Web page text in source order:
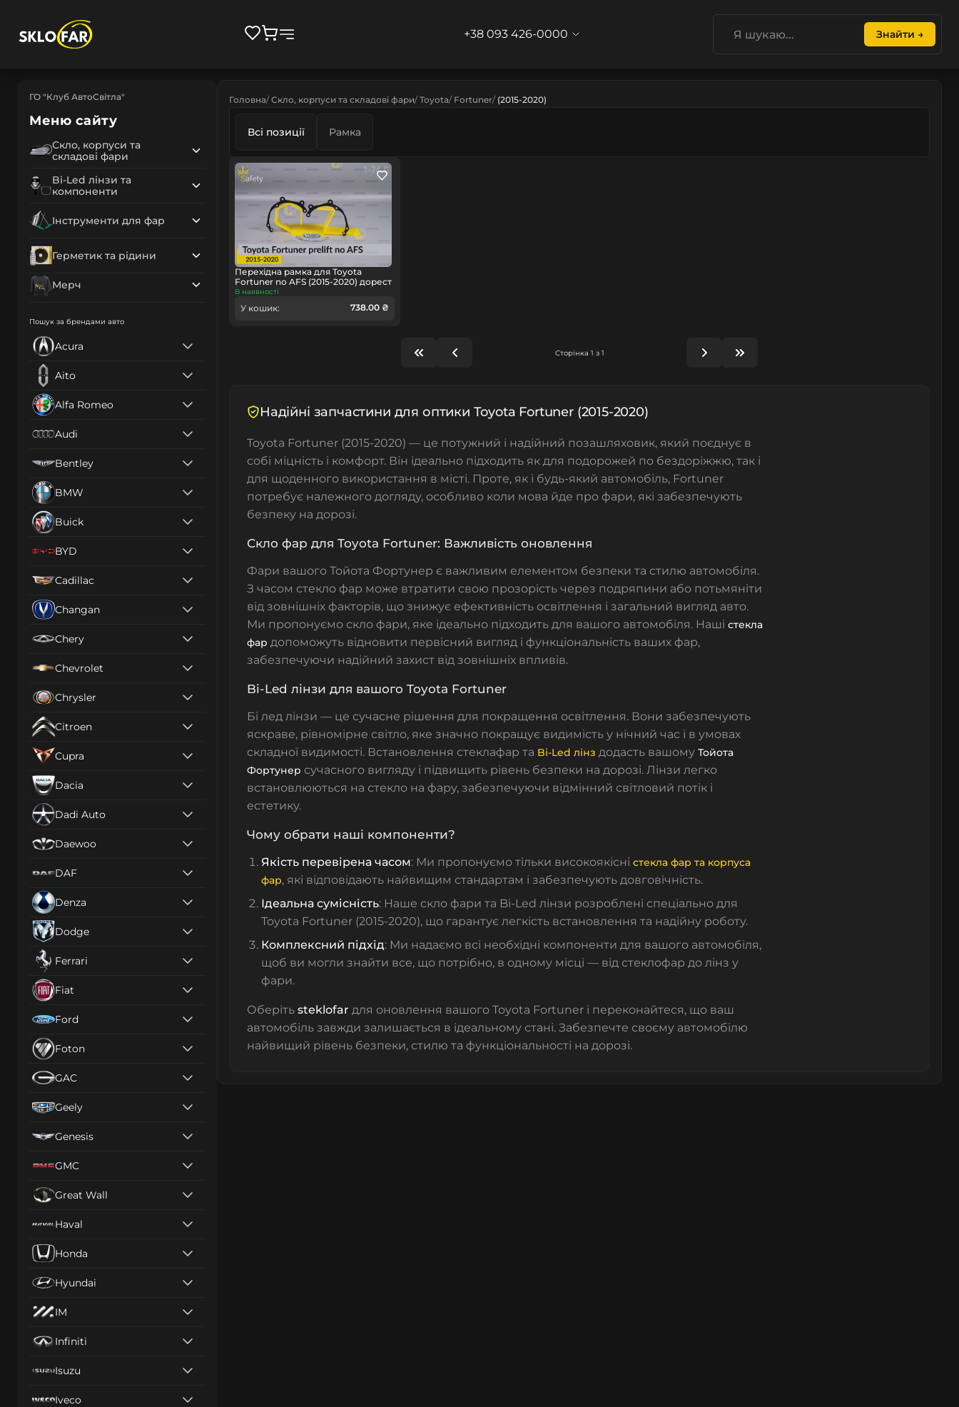
+38 093 426-0000 Знайти →
ГО "Клуб АвтоСвітла"
Меню сайту
Скло, корпуси та
складові фари
Bi-Led лінзи та
компоненти
Інструменти для фар
Герметик та рідини
Мерч
Пошук за брендами авто
Acura
Aito
Alfa Romeo
Audi
Bentley
BMW
Buick
BYD
Cadillac
Changan
Chery
Chevrolet
Chrysler
Citroen
Cupra
Dacia
Dadi Auto
Daewoo
DAF
Denza
Dodge
Ferrari
Fiat
Ford
Foton
GAC
Geely
Genesis
GMC
Great Wall
Haval
Honda
Hyundai
IM
Infiniti
Isuzu
Iveco
Головна Скло, корпуси та складові фари Toyota Fortuner (2015-2020)
Всі позиції Рамка
Перехідна рамка для Toyota
Fortuner no AFS (2015-2020) дорест
В наявності
У кошик: 738.00 ₴
Сторінка 1 з 1
Надійні запчастини для оптики Toyota Fortuner (2015-2020)
Toyota Fortuner (2015-2020) — це потужний і надійний позашляховик, який поєднує в
собі міцність і комфорт. Він ідеально підходить як для подорожей по бездоріжжю, так і
для щоденного використання в місті. Проте, як і будь-який автомобіль, Fortuner
потребує належного догляду, особливо коли мова йде про фари, які забезпечують
безпеку на дорозі.
Скло фар для Toyota Fortuner: Важливість оновлення
Фари вашого Тойота Фортунер є важливим елементом безпеки та стилю автомобіля.
З часом стекло фар може втратити свою прозорість через подряпини або потьмяніти
від зовнішніх факторів, що знижує ефективність освітлення і загальний вигляд авто.
Ми пропонуємо скло фари, яке ідеально підходить для вашого автомобіля. Наші стекла
фар допоможуть відновити первісний вигляд і функціональність ваших фар,
забезпечуючи надійний захист від зовнішніх впливів.
Bi-Led лінзи для вашого Toyota Fortuner
Бі лед лінзи — це сучасне рішення для покращення освітлення. Вони забезпечують
яскраве, рівномірне світло, яке значно покращує видимість у нічний час і в умовах
складної видимості. Встановлення стеклафар та Bi-Led лінз додасть вашому Тойота
Фортунер сучасного вигляду і підвищить рівень безпеки на дорозі. Лінзи легко
встановлюються на стекло на фару, забезпечуючи відмінний світловий потік і
естетику.
Чому обрати наші компоненти?
Якість перевірена часом: Ми пропонуємо тільки високоякісні стекла фар та корпуса
фар, які відповідають найвищим стандартам і забезпечують довговічність.
Ідеальна сумісність: Наше скло фари та Bi-Led лінзи розроблені спеціально для
Toyota Fortuner (2015-2020), що гарантує легкість встановлення та надійну роботу.
Комплексний підхід: Ми надаємо всі необхідні компоненти для вашого автомобіля,
щоб ви могли знайти все, що потрібно, в одному місці — від стеклофар до лінз у
фари.
Оберіть steklofar для оновлення вашого Toyota Fortuner і переконайтеся, що ваш
автомобіль завжди залишається в ідеальному стані. Забезпечте своєму автомобілю
найвищий рівень безпеки, стилю та функціональності на дорозі.